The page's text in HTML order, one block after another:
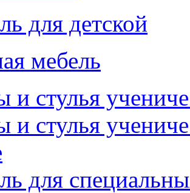
для детской
мебель
и стулья
и стулья
для